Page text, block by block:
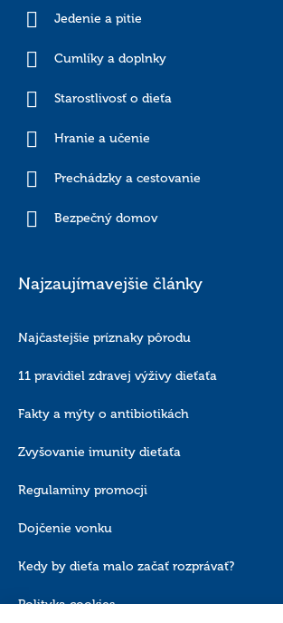
Jedenie a pitie
Cumlíky a doplnky
Starostlivosť o dieťa
Hranie a učenie
Prechádzky a cestovanie
Bezpečný domov
Najzaujímavejšie články
Najčastejšie príznaky pôrodu
11 pravidiel zdravej výživy dieťaťa
Fakty a mýty o antibiotikách
Zvyšovanie imunity dieťaťa
Regulaminy promocji
Dojčenie vonku
Kedy by dieťa malo začať rozprávať?
Polityka cookies